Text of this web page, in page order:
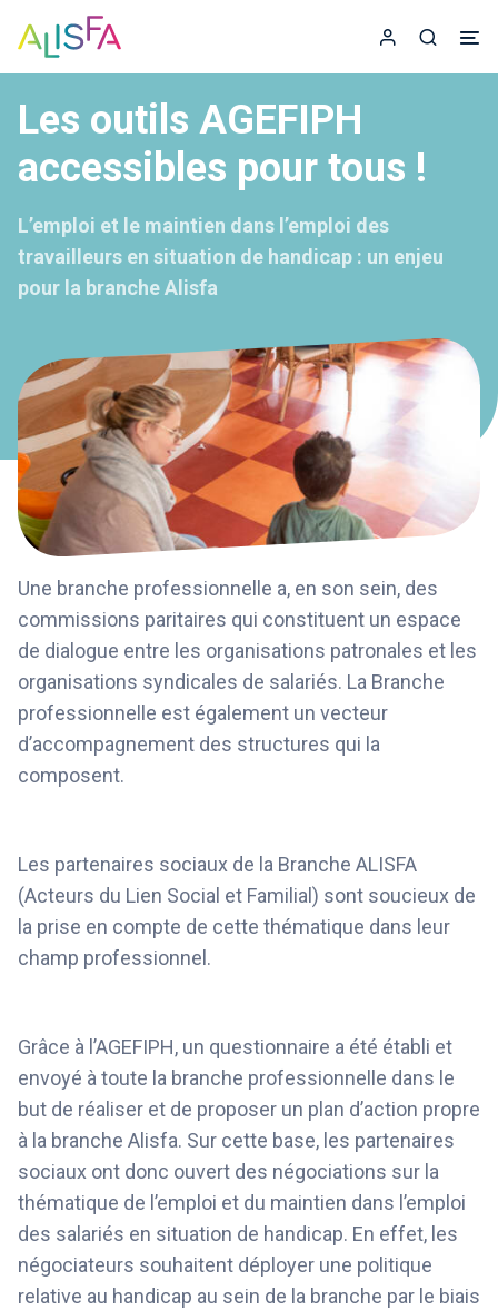
Accueil
Espace
Les outils AGEFIPH
accessibles pour tous !
L’emploi et le maintien dans l’emploi des
travailleurs en situation de handicap : un enjeu
pour la branche Alisfa
Une branche professionnelle a, en son sein, des
commissions paritaires qui constituent un espace
de dialogue entre les organisations patronales et les
organisations syndicales de salariés. La Branche
professionnelle est également un vecteur
d’accompagnement des structures qui la
composent.
Les partenaires sociaux de la Branche ALISFA
(Acteurs du Lien Social et Familial) sont soucieux de
la prise en compte de cette thématique dans leur
champ professionnel.
Grâce à l’AGEFIPH, un questionnaire a été établi et
envoyé à toute la branche professionnelle dans le
but de réaliser et de proposer un plan d’action propre
à la branche Alisfa. Sur cette base, les partenaires
sociaux ont donc ouvert des négociations sur la
thématique de l’emploi et du maintien dans l’emploi
des salariés en situation de handicap. En effet, les
négociateurs souhaitent déployer une politique
relative au handicap au sein de la branche par le biais